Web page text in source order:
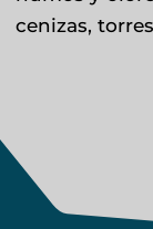
cenizas,